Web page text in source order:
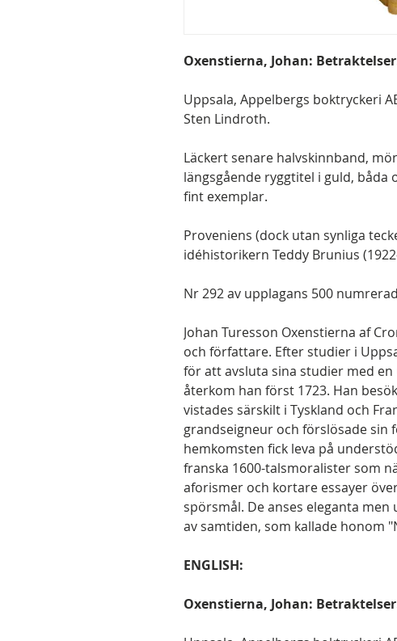
Oxenstierna, Johan:
Uppsala, Appelbergs boktryckeri
Sten Lindroth.
Läckert senare halvskinnband,
längsgående ryggtitel i guld, båda
fint exemplar.
Proveniens (dock utan synliga
idéhistorikern Teddy Brunius
Nr 292 av upplagans 500
Johan Turesson Oxenstierna af
och författare. Efter studier i
för att avsluta sina studier med
återkom han först 1723. Han
vistades särskilt i Tyskland och
grandseigneur och förslösade sin
hemkomsten fick leva på
franska 1600-talsmoralister som
aforismer och kortare essayer
spörsmål. De anses eleganta
av samtiden, som kallade honom
ENGLISH:
Oxenstierna, Johan: